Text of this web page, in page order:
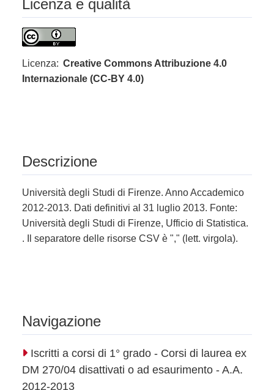
Licenza e qualità
Licenza: Creative Commons Attribuzione 4.0
Internazionale (CC-BY 4.0)
Descrizione
Università degli Studi di Firenze. Anno Accademico
2012-2013. Dati definitivi al 31 luglio 2013. Fonte:
Università degli Studi di Firenze, Ufficio di Statistica.
. Il separatore delle risorse CSV è "," (lett. virgola).
Navigazione
Iscritti a corsi di 1° grado - Corsi di laurea ex
DM 270/04 disattivati o ad esaurimento - A.A.
2012-2013